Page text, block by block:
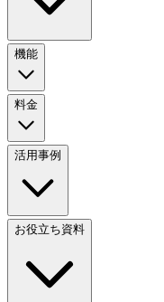
機能
料金
活用事例
お役立ち資料